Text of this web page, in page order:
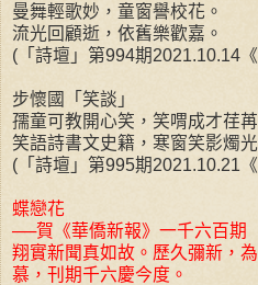
曼舞輕歌妙，童窗譽校花。
流光回顧逝，依舊樂歡嘉。
(「詩壇」第994期2021.10.14
步懷國「笑談」
孺童可教開心笑，笑喟成才荏苒
笑語詩書文史籍，寒窗笑影燭光
(「詩壇」第995期2021.10.21
蝶戀花
──賀《華僑新報》一千六百期
翔實新聞真如故。歷久彌新，
慕，刊期千六慶今度。